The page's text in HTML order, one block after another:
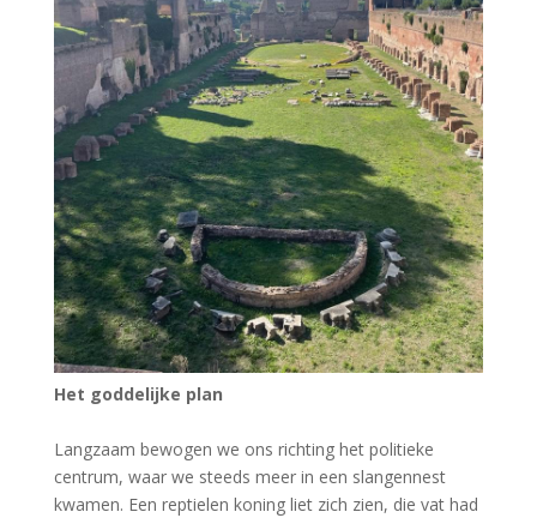
Het goddelijke plan
Langzaam bewogen we ons richting het politieke
centrum, waar we steeds meer in een slangennest
kwamen. Een reptielen koning liet zich zien, die vat had